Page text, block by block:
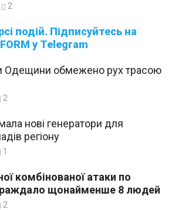
у Telegram
2
Одещини обмежено рух трасою
2
нові генератори для
регіону
1
комбінованої атаки по
щонайменше 8 людей
2